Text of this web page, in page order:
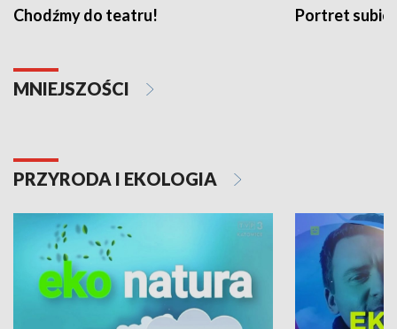
Chodźmy do teatru! Portret
MNIEJSZOŚCI
PRZYRODA I EKOLOGIA